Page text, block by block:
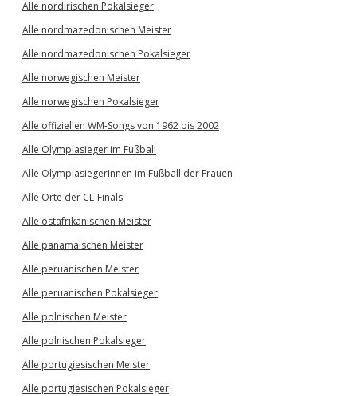
Alle nordirischen Pokalsieger
Alle nordmazedonischen Meister
Alle nordmazedonischen Pokalsieger
Alle norwegischen Meister
Alle norwegischen Pokalsieger
Alle offiziellen WM-Songs von 1962 bis 2002
Alle Olympiasieger im Fußball
Alle Olympiasiegerinnen im Fußball der Frauen
Alle Orte der CL-Finals
Alle ostafrikanischen Meister
Alle panamaischen Meister
Alle peruanischen Meister
Alle peruanischen Pokalsieger
Alle polnischen Meister
Alle polnischen Pokalsieger
Alle portugiesischen Meister
Alle portugiesischen Pokalsieger